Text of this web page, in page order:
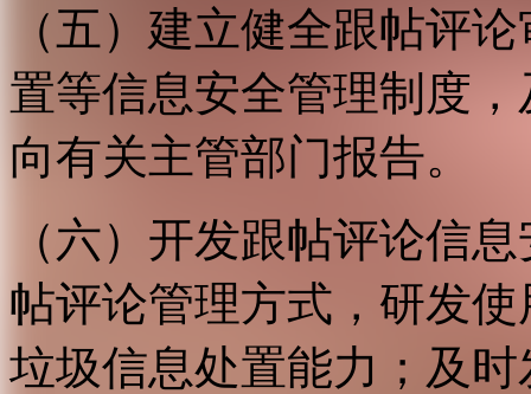
（五）建立健全跟帖评
置等信息安全管理制度
向有关主管部门报告。
（六）开发跟帖评论信
帖评论管理方式，研发
垃圾信息处置能力；及